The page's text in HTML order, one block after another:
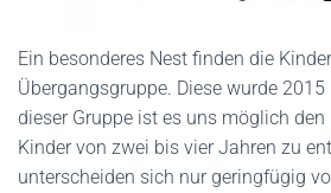
Ein besonderes Nest finden die
Übergangsgruppe. Diese wurde
dieser Gruppe ist es uns möglich
Kinder von zwei bis vier Jahren zu
unterscheiden sich nur geringfügig